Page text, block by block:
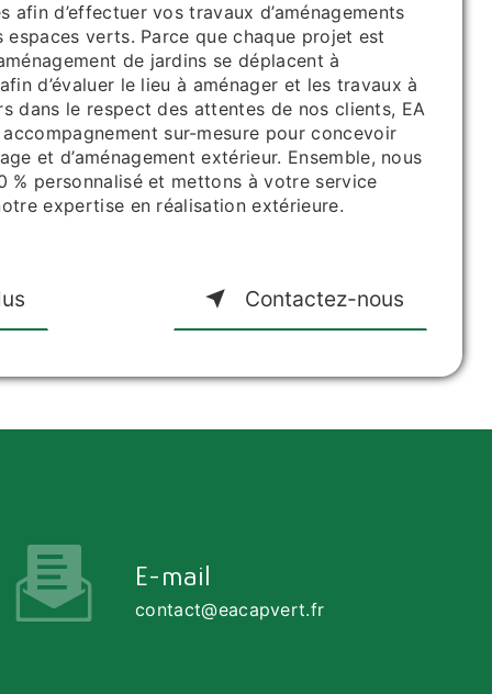
afin d’effectuer vos travaux d’aménagements
espaces verts. Parce que chaque projet est
de jardins se déplacent à
d’évaluer le lieu à aménager et les travaux à
dans le respect des attentes de nos clients, EA
sur-mesure pour concevoir
et d’aménagement extérieur. Ensemble, nous
% personnalisé et mettons à votre service
expertise en réalisation extérieure.
Contactez-nous
E-mail
contact@eacapvert.fr